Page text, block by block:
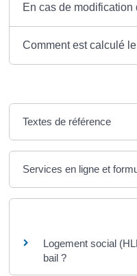
En cas de modification
Comment est calculé
Textes de référence
Services en ligne et
Logement social
bail ?